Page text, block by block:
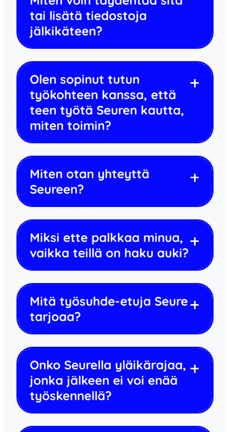
tai lisätä tiedostoja
jälkikäteen?
Olen sopinut tutun
työkohteen kanssa, että
teen työtä Seuren kautta,
miten toimin?
Miten otan yhteyttä
Seureen?
Miksi ette palkkaa minua,
vaikka teillä on haku auki?
Mitä työsuhde-etuja Seure
tarjoaa?
Onko Seurella yläikärajaa,
jonka jälkeen ei voi enää
työskennellä?